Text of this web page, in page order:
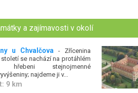
a zajímavosti v okolí
u Chvalčova- Zřícenina
století se nachází na protáhlém
hřebeni stejnojmenné
najdeme ji v...
9 km